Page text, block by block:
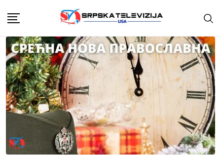
content